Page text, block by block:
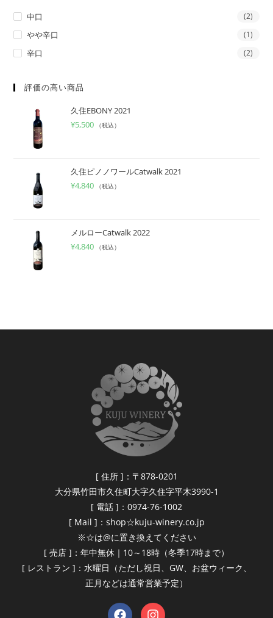
中口 (2)
やや辛口 (1)
辛口 (2)
評価の高い商品
久住EBONY 2021
¥5,500 （税込）
久住ピノノワールCatwalk 2021
¥4,840 （税込）
メルローCatwalk 2022
¥4,840 （税込）
[ 住所 ]：〒878-0201
大分県竹田市久住町大字久住字平木3990-1
[ 電話 ]：0974-76-1002
[ Mail ]：shop☆kuju-winery.co.jp
※☆は@に置き換えてください
[ 売店 ]：年中無休｜10～18時（冬季17時まで）
[ レストラン ]：水曜日（ただし祝日、GW、お盆ウィーク、
正月などは通常営業予定）